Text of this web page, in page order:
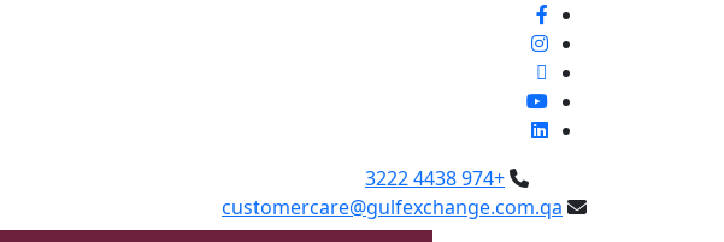
+974 4438 3222
customercare@gulfexchange.com.qa